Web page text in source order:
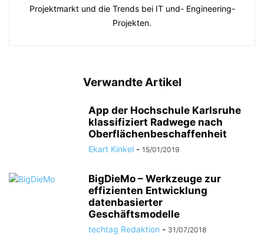
Projektmarkt und die Trends bei IT und- Engineering-
Projekten.
Verwandte Artikel
App der Hochschule Karlsruhe
klassifiziert Radwege nach
Oberflächenbeschaffenheit
Ekart Kinkel - 15/01/2019
BigDieMo – Werkzeuge zur
effizienten Entwicklung
datenbasierter
Geschäftsmodelle
techtag Redaktion - 31/07/2018